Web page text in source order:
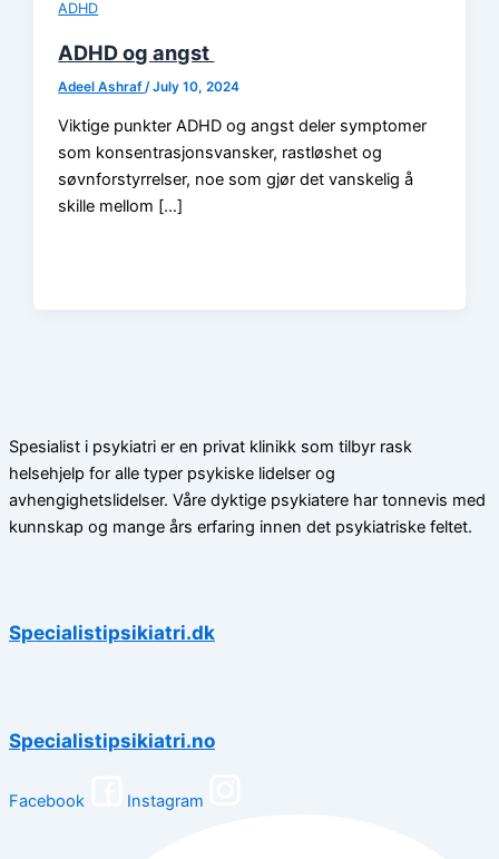
ADHD
ADHD og angst
Adeel Ashraf/July 10, 2024
Viktige punkter ADHD og angst deler symptomer
som konsentrasjonsvansker, rastløshet og
søvnforstyrrelser, noe som gjør det vanskelig å
skille mellom […]
Spesialist i psykiatri er en privat klinikk som tilbyr rask
helsehjelp for alle typer psykiske lidelser og
avhengighetslidelser. Våre dyktige psykiatere har tonnevis med
kunnskap og mange års erfaring innen det psykiatriske feltet.
Specialistipsikiatri.dk
Specialistipsikiatri.no
Facebook Instagram